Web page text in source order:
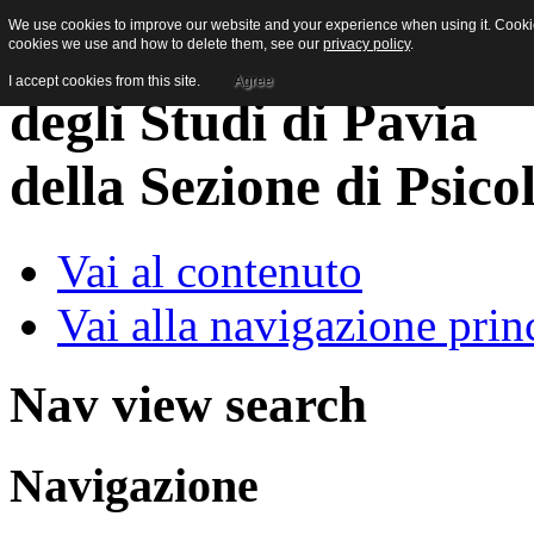
della Sezione di
Vai al contenuto
Vai alla navigazione
Nav view search
Navigazione
We use cookies to improve our website and your experience when using it.
cookies we use and how to delete them, see our privacy policy.
I accept cookies from this site. Agree